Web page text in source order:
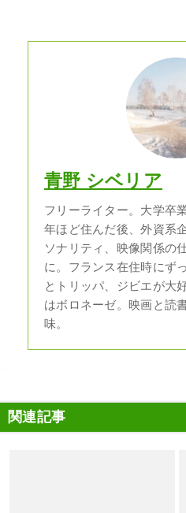
青野 シベリア
フリーライター。大学卒
年ほど住んだ後、外資系
ソナリティ、映像関係の
に。フランス在住時にず
とトリッパ、ジビエが大
はボロネーゼ。映画と読
味。
関連記事